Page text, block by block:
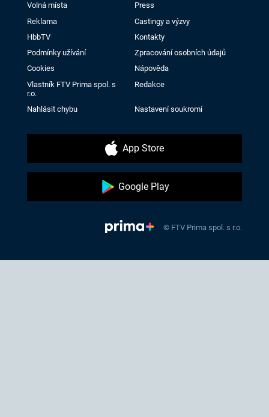
Volná místa
Press
Reklama
Castingy a výzvy
HbbTV
Kontakty
Podmínky užívání
Zpracování osobních údajů
Cookies
Nápověda
Vlastník FTV Prima spol. s
r.o.
Redakce
Nahlásit chybu Nastavení soukromí
App Store
Google Play
© FTV Prima spol. s r.o.